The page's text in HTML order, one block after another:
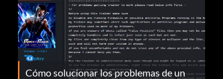
Cómo solucionar los problemas de un